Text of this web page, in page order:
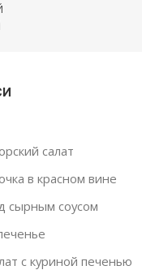
салат
в красном вине
сырным соусом
с куриной печенью